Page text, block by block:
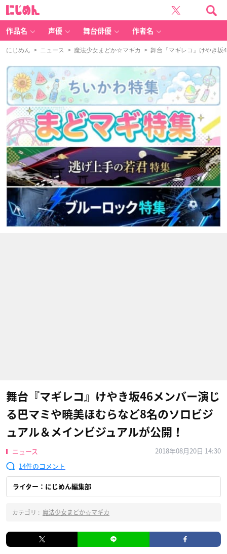
作品名 声優 舞台俳優 作者名
にじめん > ニュース > 魔法少女まどか☆マギカ > 舞台『マギレコ』けやき坂
舞台『マギレコ』けやき坂46メンバー演じ
る巴マミや暁美ほむらなど8名のソロビジ
ュアル＆メインビジュアルが公開！
ニュース
2018年08月20日 14:30
14
ライター：にじめん編集部
カテゴリ : 魔法少女まどか☆マギカ